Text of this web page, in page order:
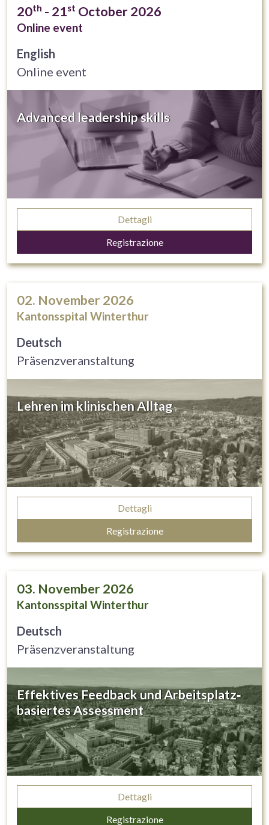
20th - 21st October 2026
Online event
English
Online event
Advanced leadership skills
Dettagli
Registrazione
02. November 2026
Kantonsspital Winterthur
Deutsch
Präsenzveranstaltung
Lehren im klinischen Alltag
Dettagli
Registrazione
03. November 2026
Kantonsspital Winterthur
Deutsch
Präsenzveranstaltung
Effektives Feedback und Arbeitsplatz‐
basiertes Assessment
Dettagli
Registrazione